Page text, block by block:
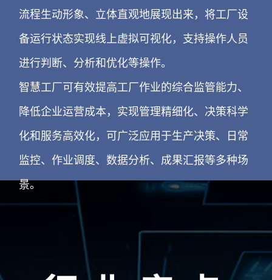
流程生动形象、立体直观地展现出来，将工厂设
备运行状态实现线上虚拟可视化，支持操作人员
进行判断、分析和优化等操作。
智慧工厂可有效提高工厂作业的综合监管能力、
降低企业运营成本，实现管理精细化、决策科学
化和服务高效化，可广泛应用于生产决策、日常
监控、作业调度、数据分析、成果汇报等多种场
景。